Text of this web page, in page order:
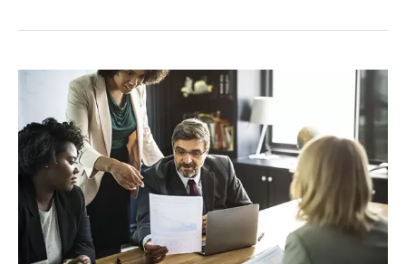
Metodología
proyectos